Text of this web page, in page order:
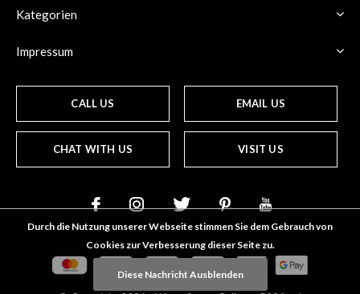
Kategorien
Impressum
CALL US EMAIL US
CHAT WITH US VISIT US
Durch die Nutzung unserer Webseite stimmen Sie dem Gebrauch von
Cookies zur Verbesserung dieser Seite zu.
Diese Nachricht Ausblenden